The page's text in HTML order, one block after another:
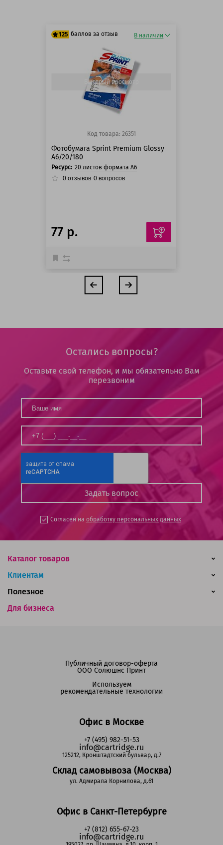
125 баллов за отзыв
125 баллов
125 баллов
В наличии
Быстрый просмотр
Код товара: 26351
Фотобумага Sprint Premium Glossy
A6/20/180
Ресурс: 20 листов формата А6
0 отзывов 0 вопросов
77 р.
Остались вопросы?
Оставьте свой телефон, и мы обязательно Вам
перезвоним
Согласен на обработку персональных данных
Каталог товаров
Клиентам
Для бизнеса
Полезное
Офис в Москве
+7 (495) 982-51-53
info@cartridge.ru
125212, Кронштадтский бульвар, д.7
Склад самовывоза (Москва)
ул. Адмирала Корнилова, д.61
Офис в Санкт-Петербурге
+7 (812) 655-67-23
info@cartridge.ru
Публичный договор-оферта
ООО Солюшнс Принт
Используем
рекомендательные технологии